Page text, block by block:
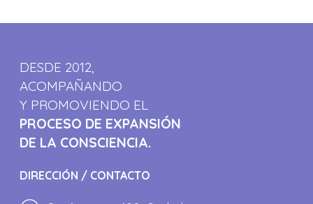
DESDE 2012,
ACOMPAÑANDO
Y PROMOVIENDO EL
PROCESO DE EXPANSIÓN
DE LA CONSCIENCIA.
DIRECCIÓN / CONTACTO